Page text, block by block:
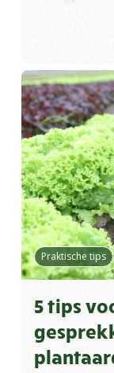
Praktische tips
5 tips